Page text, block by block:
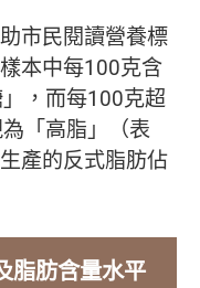
市民閱讀營養標
本中每100克含
，而每100克超
「高脂」（表
產的反式脂肪佔
脂肪含量水平